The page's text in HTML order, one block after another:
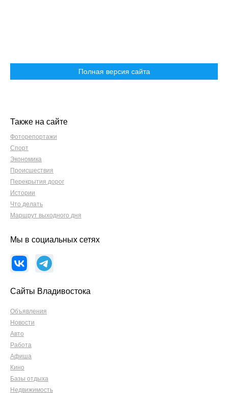
Полная версия сайта
Также на сайте
Фоторепортажи
Спорт
Экономика
Происшествия
Перекрытия дорог
Истории
Что делать
Маршрут выходного дня
Мы в социальных сетях
Сайты Владивостока
Объявления
Новости
Авто
Работа
Афиша
Кино
Базы отдыха
Недвижимость